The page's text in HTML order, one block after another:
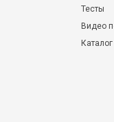
Тесты
Видео